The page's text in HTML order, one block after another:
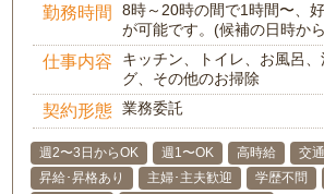
勤務時間
8時～20時の間で1時間〜、
が可能です。(候補の日時か
仕事内容
キッチン、トイレ、お風呂
グ、その他のお掃除
契約形態 業務委託
週2〜3日からOK 週1〜OK 高時給
交
昇給･昇格あり
主婦･主夫歓迎 学歴不問